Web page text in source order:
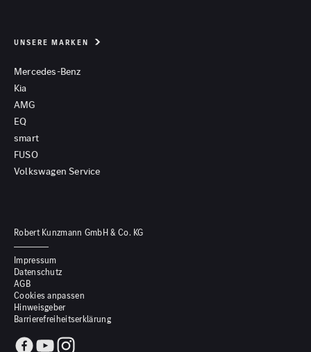
UNSERE MARKEN
Mercedes-Benz
Kia
AMG
EQ
smart
FUSO
Volkswagen Service
Robert Kunzmann GmbH & Co. KG
Impressum
Datenschutz
AGB
Cookies anpassen
Hinweisgeber
Barrierefreiheitserklärung